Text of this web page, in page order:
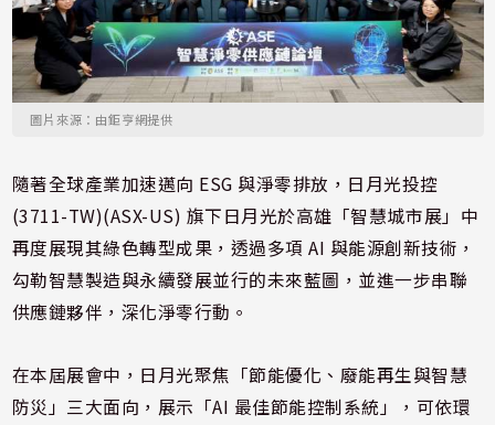
圖片來源：由鉅亨網提供
隨著全球產業加速邁向 ESG 與淨零排放，日月光投控
(3711-TW)(ASX-US) 旗下日月光於高雄「智慧城市展」中
再度展現其綠色轉型成果，透過多項 AI 與能源創新技術，
勾勒智慧製造與永續發展並行的未來藍圖，並進一步串聯
供應鏈夥伴，深化淨零行動。
在本屆展會中，日月光聚焦「節能優化、廢能再生與智慧
防災」三大面向，展示「AI 最佳節能控制系統」，可依環